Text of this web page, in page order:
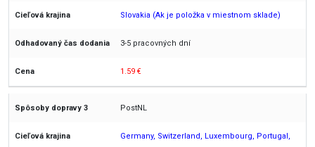
Slovakia (Ak je položka v miestnom sklade)
3-5 pracovných dní
1.59 €
PostNL
Germany, Switzerland, Luxembourg, Portugal,